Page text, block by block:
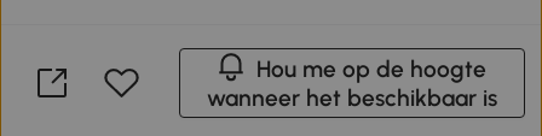
Hou me op de hoogte
wanneer het beschikbaar is